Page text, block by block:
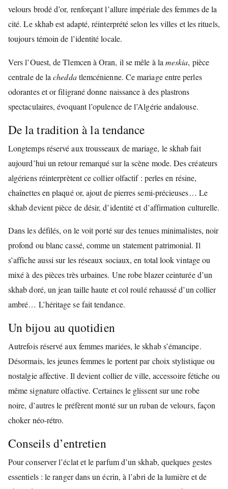
velours brodé d’or, renforçant l’allure impériale des femmes de la
cité. Le skhab est adapté, réinterprété selon les villes et les rituels,
toujours témoin de l’identité locale.
Vers l’Ouest, de Tlemcen à Oran, il se mêle à la meskia, pièce
centrale de lacheddatlemcénienne. Ce mariage entre perles
odorantes et or filigrané donne naissance à des plastrons
spectaculaires, évoquant l’opulence de l’Algérie andalouse.
De la tradition à la tendance
Longtemps réservé aux trousseaux de mariage, le skhab fait
aujourd’hui un retour remarqué sur la scène mode. Des créateurs
algériens réinterprètent ce collier olfactif : perles en résine,
chaînettes en plaqué or, ajout de pierres semi-précieuses… Le
skhab devient pièce de désir, d’identité et d’affirmation culturelle.
Dans les défilés, on le voit porté sur des tenues minimalistes, noir
profond ou blanc cassé, comme un statement patrimonial. Il
s’affiche aussi sur les réseaux sociaux, en total look vintage ou
mixé à des pièces très urbaines. Une robe blazer ceinturée d’un
skhab doré, un jean taille haute et col roulé rehaussé d’un collier
ambré… L’héritage se fait tendance.
Un bijou au quotidien
Autrefois réservé aux femmes mariées, le skhab s’émancipe.
Désormais, les jeunes femmes le portent par choix stylistique ou
nostalgie affective. Il devient collier de ville, accessoire fétiche ou
même signature olfactive. Certaines le glissent sur une robe
noire, d’autres le préfèrent monté sur un ruban de velours, façon
choker néo-rétro.
Conseils d’entretien
Pour conserver l’éclat et le parfum d’un skhab, quelques gestes
essentiels : le ranger dans un écrin, à l’abri de la lumière et de